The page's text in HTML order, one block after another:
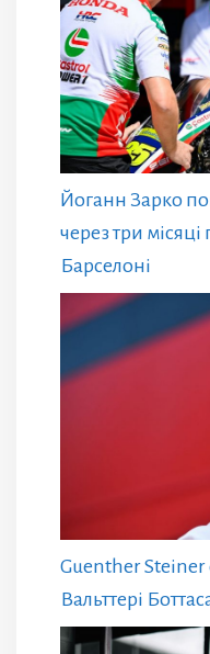
Йоганн Зарко
через три місяці
Барселоні
Guenther Steiner
Вальттері